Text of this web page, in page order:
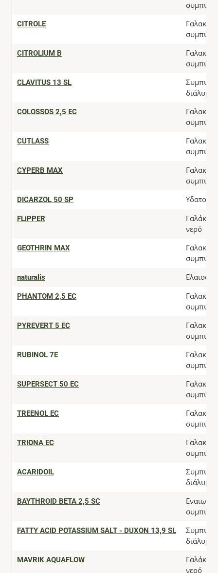
CITROLE
CITROLIUM B
CLAVITUS 13 SL
διάλυμα
COLOSSOS 2,5 ΕC
CUTLASS
CYPERB MAX
DICARZOL 50 SP
FLiPPER
νερό
GEOTHRIN MAX
naturalis
PHANTOM 2,5 EC
PYREVERT 5 EC
RUBINOL 7E
SUPERSECT 50 EC
TREENOL EC
TRIONA EC
ACARIDOIL
διάλυμα
BAYTHROID BETA 2,5 SC
FATTY ACID POTASSIUM SALT - DUXON 13,9 SL
διάλυμα
MAVRIK AQUAFLOW
νερό